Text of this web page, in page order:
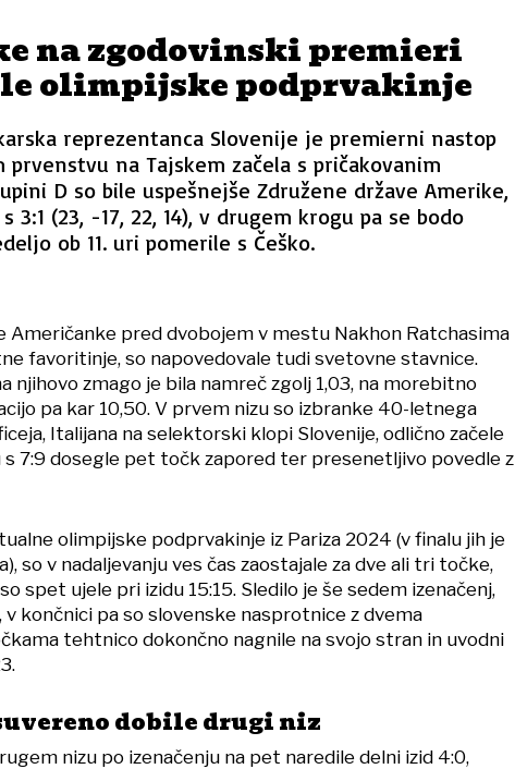
na zgodovinski premieri
olimpijske podprvakinje
reprezentanca Slovenije je premierni nastop
prvenstvu na Tajskem začela s pričakovanim
D so bile uspešnejše Združene države Amerike,
3:1 (23, -17, 22, 14), v drugem krogu pa se bodo
ob 11. uri pomerile s Češko.
Američanke pred dvobojem v mestu Nakhon Ratchasima
favoritinje, so napovedovale tudi svetovne stavnice.
njihovo zmago je bila namreč zgolj 1,03, na morebitno
pa kar 10,50. V prvem nizu so izbranke 40-letnega
Italijana na selektorski klopi Slovenije, odlično začele
s 7:9 dosegle pet točk zapored ter presenetljivo povedle z
olimpijske podprvakinje iz Pariza 2024 (v finalu jih je
so v nadaljevanju ves čas zaostajale za dve ali tri točke,
spet ujele pri izidu 15:15. Sledilo je še sedem izenačenj,
v končnici pa so slovenske nasprotnice z dvema
tehtnico dokončno nagnile na svojo stran in uvodni
dobile drugi niz
nizu po izenačenju na pet naredile delni izid 4:0,